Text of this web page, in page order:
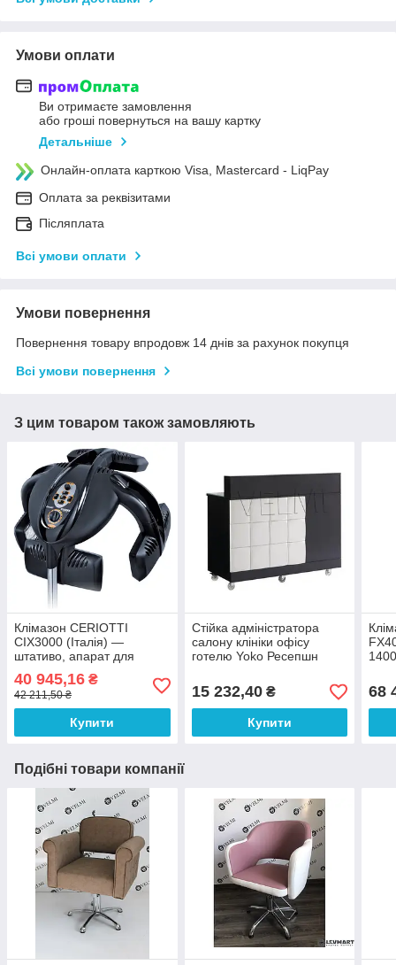
Умови оплати
Ви отримаєте замовлення
або гроші повернуться на вашу картку
Детальніше
Онлайн-оплата карткою Visa, Mastercard - LiqPay
Оплата за реквізитами
Післяплата
Всі умови оплати
Умови повернення
Повернення товару впродовж 14 днів за рахунок покупця
Всі умови повернення
З цим товаром також замовляють
Клімазон CERIOTTI
CIX3000 (Італія) —
штативо, апарат для
процесів фарбування
волосся
40 945,16 ₴
42 211,50 ₴
Купити
Стійка адміністратора
салону клініки офісу
готелю Yoko Ресепшн
Рецепція VM416
15 232,40₴
Купити
68
Подібні товари компанії